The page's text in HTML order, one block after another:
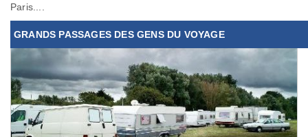
Paris....
GRANDS PASSAGES DES GENS DU VOYAGE